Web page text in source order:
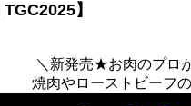
】
＼新発売★お肉のプロ
焼肉やローストビーフ